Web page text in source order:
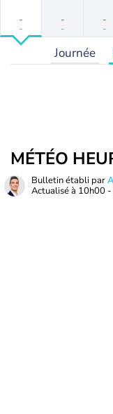
-
-
-
-
-
-
Journée
MÉTÉO
Bulletin établi par
Actualisé à 10h00 -